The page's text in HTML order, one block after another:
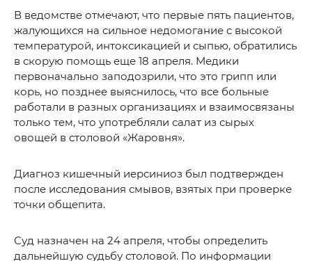
В ведомстве отмечают, что первые пять пациентов,
жалующихся на сильное недомогание с высокой
температурой, интоксикацией и сыпью, обратились
в скорую помощь еще 18 апреля. Медики
первоначально заподозрили, что это грипп или
корь, но позднее выяснилось, что все больные
работали в разных организациях и взаимосвязаны
только тем, что употребляли салат из сырых
овощей в столовой «Жаровня».
Диагноз кишечный иерсиниоз был подтвержден
после исследования смывов, взятых при проверке
точки общепита.
Суд назначен на 24 апреля, чтобы определить
дальнейшую судьбу столовой. По информации